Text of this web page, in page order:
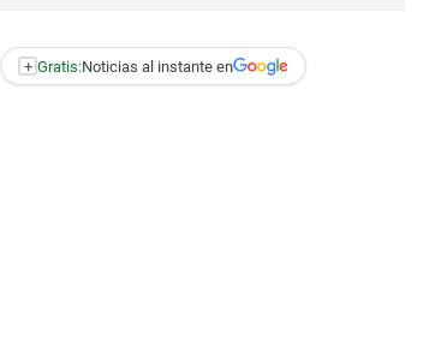
+ Gratis:Noticias al instante en